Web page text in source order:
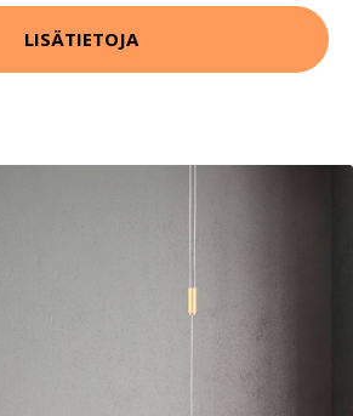
LISÄTIETOJA